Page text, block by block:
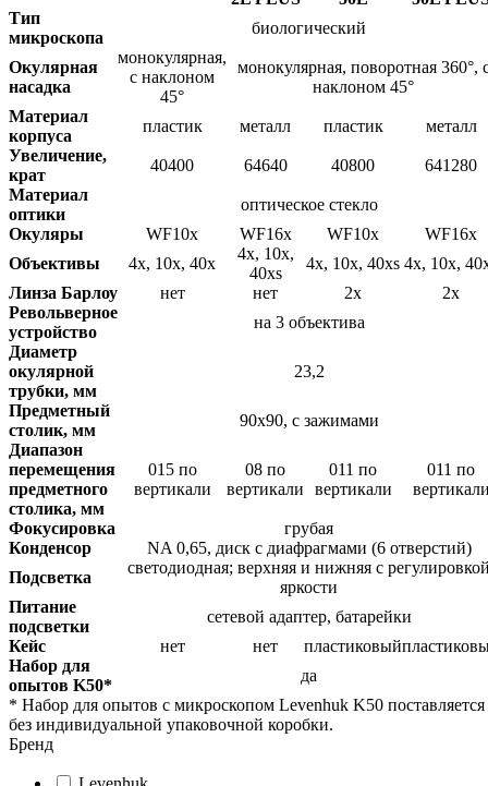
Тип
микроскопа
биологический
Окулярная
насадка
монокулярная,
с наклоном
45°
монокулярная, поворотная 360°,
наклоном 45°
Материал
корпуса
пластик металл пластик
металл
Увеличение,
крат
40400 64640 40800
641280
Материал
оптики
оптическое стекло
Окуляры
WF10x WF16x WF10x
WF16x
Объективы
4х, 10х, 40х
4х, 10х,
40хs
4х, 10х, 40хs 4х, 10х,
Линза Барлоу
нет нет 2x
2x
Револьверное
устройство
на 3 объектива
Диаметр
окулярной
трубки, мм
23,2
Предметный
столик, мм
90x90, с зажимами
Диапазон
перемещения
предметного
столика, мм
015 по
вертикали
08 по
вертикали
011 по
вертикали
011 по
Фокусировка
грубая
Конденсор
NA 0,65, диск с диафрагмами (6 отверстий)
Подсветка
светодиодная; верхняя и нижняя с
яркости
Питание
подсветки
сетевой адаптер, батарейки
Кейс
нет нет пластиковый
Набор для
опытов K50*
да
* Набор для опытов с микроскопом Levenhuk K50 поставляется
без индивидуальной упаковочной коробки.
Бренд